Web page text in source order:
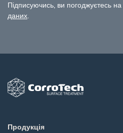
Підписуючись, ви погоджуєтесь на
даних.
Продукція